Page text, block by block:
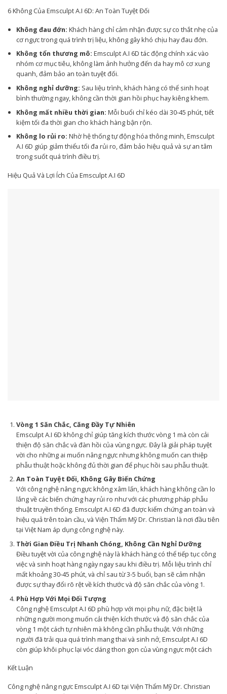
6 Không Của Emsculpt A.I 6D: An Toàn Tuyệt Đối
Không đau đớn: Khách hàng chỉ cảm nhận được sự co thắt nhẹ của
cơ ngực trong quá trình trị liệu, không gây khó chịu hay đau đớn.
Không tổn thương mô: Emsculpt A.I 6D tác động chính xác vào
nhóm cơ mục tiêu, không làm ảnh hưởng đến da hay mô cơ xung
quanh, đảm bảo an toàn tuyệt đối.
Không nghỉ dưỡng: Sau liệu trình, khách hàng có thể sinh hoạt
bình thường ngay, không cần thời gian hồi phục hay kiêng khem.
Không mất nhiều thời gian: Mỗi buổi chỉ kéo dài 30-45 phút, tiết
kiệm tối đa thời gian cho khách hàng bận rộn.
Không lo rủi ro: Nhờ hệ thống tự động hóa thông minh, Emsculpt
A.I 6D giúp giảm thiểu tối đa rủi ro, đảm bảo hiệu quả và sự an tâm
trong suốt quá trình điều trị.
Hiệu Quả Và Lợi Ích Của Emsculpt A.I 6D
Vòng 1 Săn Chắc, Căng Đầy Tự Nhiên
Emsculpt A.I 6D không chỉ giúp tăng kích thước vòng 1 mà còn cải
thiện độ săn chắc và đàn hồi của vùng ngực. Đây là giải pháp tuyệt
vời cho những ai muốn nâng ngực nhưng không muốn can thiệp
phẫu thuật hoặc không đủ thời gian để phục hồi sau phẫu thuật.
An Toàn Tuyệt Đối, Không Gây Biến Chứng
Với công nghệ nâng ngực không xâm lấn, khách hàng không cần lo
lắng về các biến chứng hay rủi ro như với các phương pháp phẫu
thuật truyền thống. Emsculpt A.I 6D đã được kiểm chứng an toàn và
hiệu quả trên toàn cầu, và Viện Thẩm Mỹ Dr. Christian là nơi đầu tiên
tại Việt Nam áp dụng công nghệ này.
Thời Gian Điều Trị Nhanh Chóng, Không Cần Nghỉ Dưỡng
Điều tuyệt vời của công nghệ này là khách hàng có thể tiếp tục công
việc và sinh hoạt hàng ngày ngay sau khi điều trị. Mỗi liệu trình chỉ
mất khoảng 30-45 phút, và chỉ sau từ 3-5 buổi, bạn sẽ cảm nhận
được sự thay đổi rõ rệt về kích thước và độ săn chắc của vòng 1.
Phù Hợp Với Mọi Đối Tượng
Công nghệ Emsculpt A.I 6D phù hợp với mọi phụ nữ, đặc biệt là
những người mong muốn cải thiện kích thước và độ săn chắc của
vòng 1 một cách tự nhiên mà không cần phẫu thuật. Với những
người đã trải qua quá trình mang thai và sinh nở, Emsculpt A.I 6D
còn giúp khôi phục lại vóc dáng thon gọn của vùng ngực một cách
Kết Luận
Công nghệ nâng ngực Emsculpt A.I 6D tại Viện Thẩm Mỹ Dr. Christian